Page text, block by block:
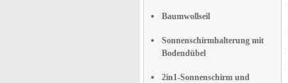
Baumwollseil
Sonnenschirmhalterung mit
Bodendübel
2in1-Sonnenschirm und